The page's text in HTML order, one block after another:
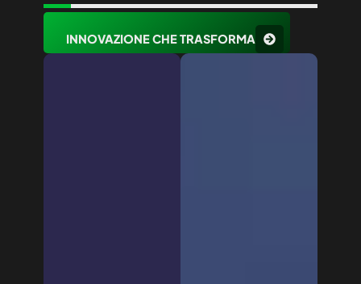
INNOVAZIONE CHE TRASFORMA